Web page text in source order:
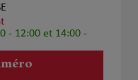
- 12:00 et 14:00 -